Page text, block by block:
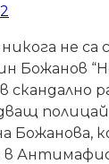
не са
Божанов
скандално
Божанова,
в